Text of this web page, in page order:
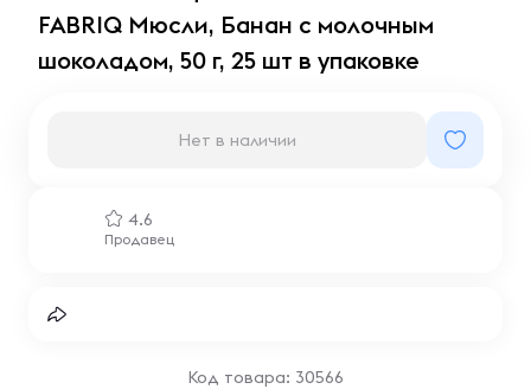
FABRIQ Мюсли, Банан с молочным
шоколадом, 50 г, 25 шт в упаковке
4.6
Продавец
Нет в наличии
Код товара: 30566